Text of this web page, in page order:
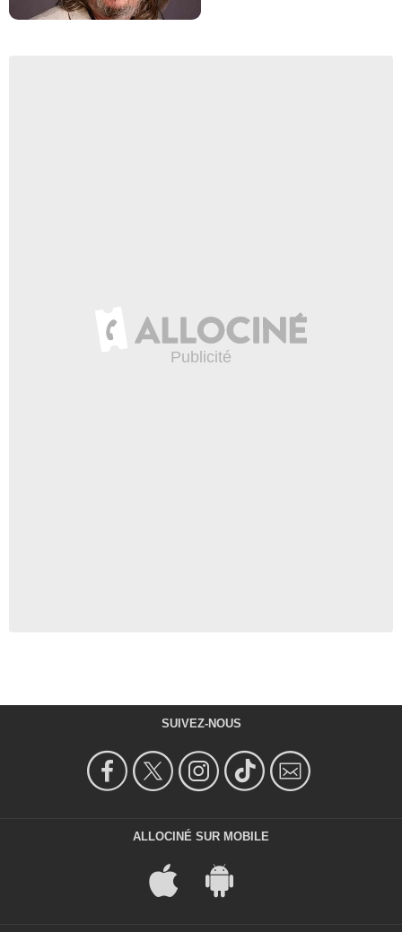
SUIVEZ-NOUS
ALLOCINÉ SUR MOBILE